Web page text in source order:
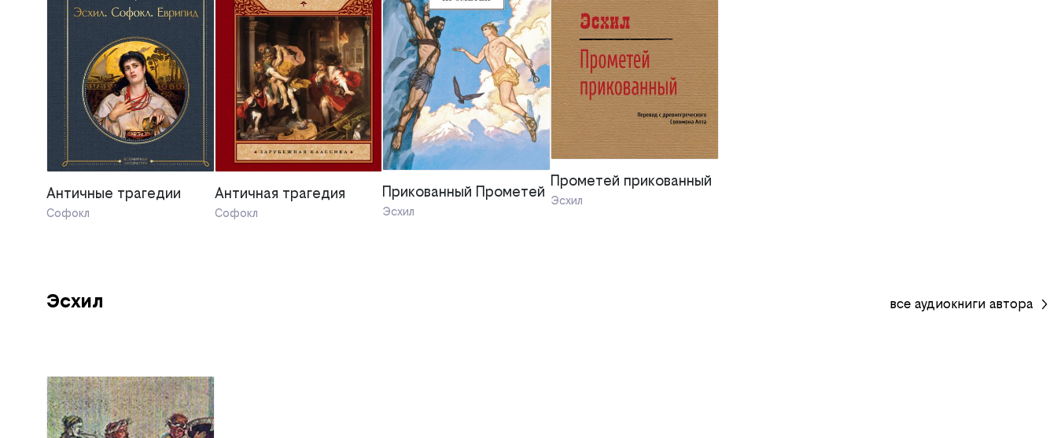
Античные трагедии
Софокл
Античная трагедия
Софокл
Прикованный Прометей
Эсхил
Прометей прикованный
Эсхил
Эсхил все аудиокниги автора